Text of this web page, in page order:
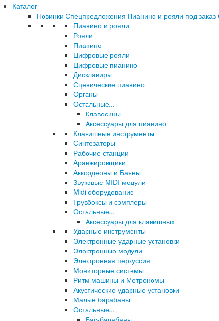
Каталог
Новинки Спецпредложения Пианино и рояли под заказ
Пианино и рояли
Рояли
Пианино
Цифровые рояли
Цифровые пианино
Дисклавиры
Сценические пианино
Органы
Остальные...
Клавесины
Аксессуары для пианино
Клавишные инструменты
Синтезаторы
Рабочие станции
Аранжировщики
Аккордеоны и Баяны
Звуковые MIDI модули
Midi оборудование
Грувбоксы и сэмплеры
Остальные...
Аксессуары для клавишных
Ударные инструменты
Электронные ударные установки
Электронные модули
Электронная перкуссия
Мониторные системы
Ритм машины и Метрономы
Акустические ударные установки
Малые барабаны
Остальные...
Бас-барабаны